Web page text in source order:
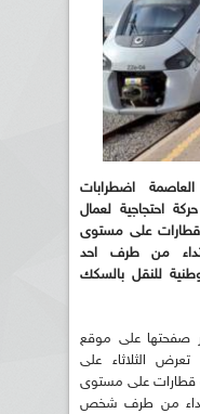
اضطرابات
احتجاجية لعمال
قطارات على مستوى
من طرف احد
للنقل بالسكك
صفحتها على موقع
الثلاثاء على
صباحا) مراقب قطارات على مستوى
اعتداء من طرف شخص